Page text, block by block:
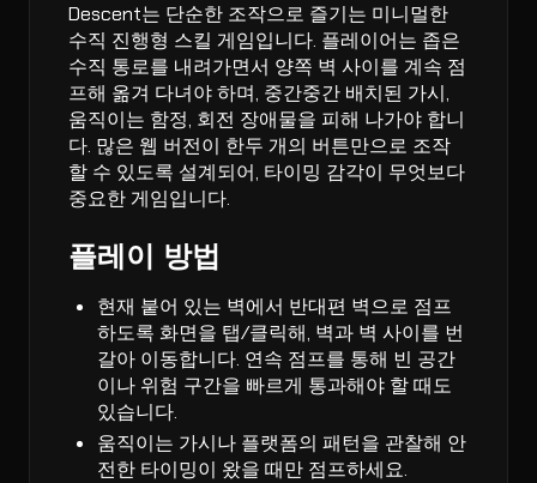
Descent는 단순한 조작으로 즐기는 미니멀한
수직 진행형 스킬 게임입니다. 플레이어는 좁은
수직 통로를 내려가면서 양쪽 벽 사이를 계속 점
프해 옮겨 다녀야 하며, 중간중간 배치된 가시,
움직이는 함정, 회전 장애물을 피해 나가야 합니
다. 많은 웹 버전이 한두 개의 버튼만으로 조작
할 수 있도록 설계되어, 타이밍 감각이 무엇보다
중요한 게임입니다.
플레이 방법
현재 붙어 있는 벽에서 반대편 벽으로 점프
하도록 화면을 탭/클릭해, 벽과 벽 사이를 번
갈아 이동합니다. 연속 점프를 통해 빈 공간
이나 위험 구간을 빠르게 통과해야 할 때도
있습니다.
움직이는 가시나 플랫폼의 패턴을 관찰해 안
전한 타이밍이 왔을 때만 점프하세요.